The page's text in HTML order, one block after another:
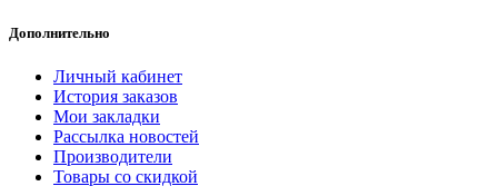
Дополнительно
Личный кабинет
История заказов
Мои закладки
Рассылка новостей
Производители
Товары со скидкой